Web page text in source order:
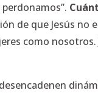
de que Jesús no
como nosotros.